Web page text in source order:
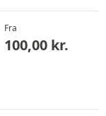
Fra
100,00 kr.